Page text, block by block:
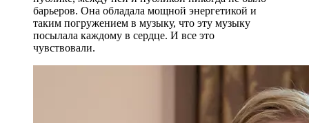
барьеров. Она обладала мощной энергетикой и
таким погружением в музыку, что эту музыку
посылала каждому в сердце. И все это
чувствовали.